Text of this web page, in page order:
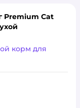
Premium Cat
корм для